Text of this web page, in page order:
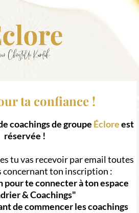
ta confiance !
coachings de groupe Écloreest
réservée !
tu vas recevoir par email toutes
ton inscription :
pour te connecter à ton espace
& Coachings"
de commencer les coachings